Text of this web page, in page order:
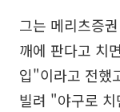
그는 메리츠증
깨에 판다고 치
입"이라고 전했
빌려 "야구로